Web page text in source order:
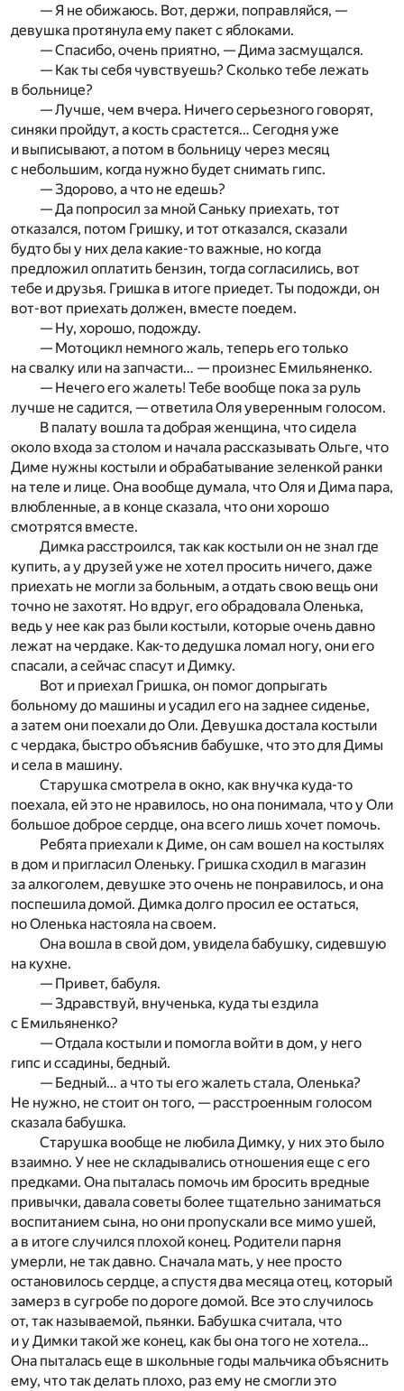
— Я не обижаюсь. Вот, держи, поправляйся, —
девушка протянула ему пакет с яблоками.
— Спасибо, очень приятно, — Дима засмущался.
— Как ты себя чувствуешь? Сколько тебе лежать
в больнице?
— Лучше, чем вчера. Ничего серьезного говорят,
синяки пройдут, а кость срастется… Сегодня уже
и выписывают, а потом в больницу через месяц
с небольшим, когда нужно будет снимать гипс.
— Здорово, а что не едешь?
— Да попросил за мной Саньку приехать, тот
отказался, потом Гришку, и тот отказался, сказали
будто бы у них дела какие-то важные, но когда
предложил оплатить бензин, тогда согласились, вот
тебе и друзья. Гришка в итоге приедет. Ты подожди, он
вот-вот приехать должен, вместе поедем.
— Ну, хорошо, подожду.
— Мотоцикл немного жаль, теперь его только
на свалку или на запчасти… — произнес Емильяненко.
— Нечего его жалеть! Тебе вообще пока за руль
лучше не садится, — ответила Оля уверенным голосом.
В палату вошла та добрая женщина, что сидела
около входа за столом и начала рассказывать Ольге, что
Диме нужны костыли и обрабатывание зеленкой ранки
на теле и лице. Она вообще думала, что Оля и Дима пара,
влюбленные, а в конце сказала, что они хорошо
смотрятся вместе.
Димка расстроился, так как костыли он не знал где
купить, а у друзей уже не хотел просить ничего, даже
приехать не могли за больным, а отдать свою вещь они
точно не захотят. Но вдруг, его обрадовала Оленька,
ведь у нее как раз были костыли, которые очень давно
лежат на чердаке. Как-то дедушка ломал ногу, они его
спасали, а сейчас спасут и Димку.
Вот и приехал Гришка, он помог допрыгать
больному до машины и усадил его на заднее сиденье,
а затем они поехали до Оли. Девушка достала костыли
с чердака, быстро объяснив бабушке, что это для Димы
и села в машину.
Старушка смотрела в окно, как внучка куда-то
поехала, ей это не нравилось, но она понимала, что у Оли
большое доброе сердце, она всего лишь хочет помочь.
Ребята приехали к Диме, он сам вошел на костылях
в дом и пригласил Оленьку. Гришка сходил в магазин
за алкоголем, девушке это очень не понравилось, и она
поспешила домой. Димка долго просил ее остаться,
но Оленька настояла на своем.
Она вошла в свой дом, увидела бабушку, сидевшую
на кухне.
— Привет, бабуля.
— Здравствуй, внученька, куда ты ездила
с Емильяненко?
— Отдала костыли и помогла войти в дом, у него
гипс и ссадины, бедный.
— Бедный… а что ты его жалеть стала, Оленька?
Не нужно, не стоит он того, — расстроенным голосом
сказала бабушка.
Старушка вообще не любила Димку, у них это было
взаимно. У нее не складывались отношения еще с его
предками. Она пыталась помочь им бросить вредные
привычки, давала советы более тщательно заниматься
воспитанием сына, но они пропускали все мимо ушей,
а в итоге случился плохой конец. Родители парня
умерли, не так давно. Сначала мать, у нее просто
остановилось сердце, а спустя два месяца отец, который
замерз в сугробе по дороге домой. Все это случилось
от, так называемой, пьянки. Бабушка считала, что
и у Димки такой же конец, как бы она того не хотела…
Она пыталась еще в школьные годы мальчика объяснить
ему, что так делать плохо, раз ему не смогли это